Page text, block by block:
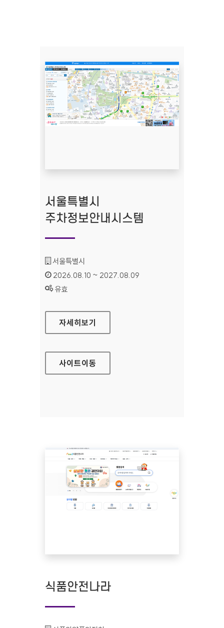
서울특별시
주차정보안내시스템
기관명 :
서울특별시
인증기간 :
2026.08.10 ~ 2027.08.09
상태 :
유효
서울특별시 주차정보안내시스템
자세히보기
사이트이동
식품안전나라